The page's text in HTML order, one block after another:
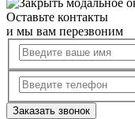
Оставьте контакты
и мы вам перезвоним